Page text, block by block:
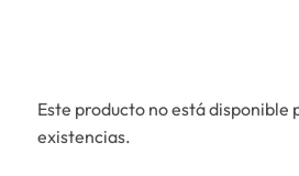
Este producto no está disponible
existencias.